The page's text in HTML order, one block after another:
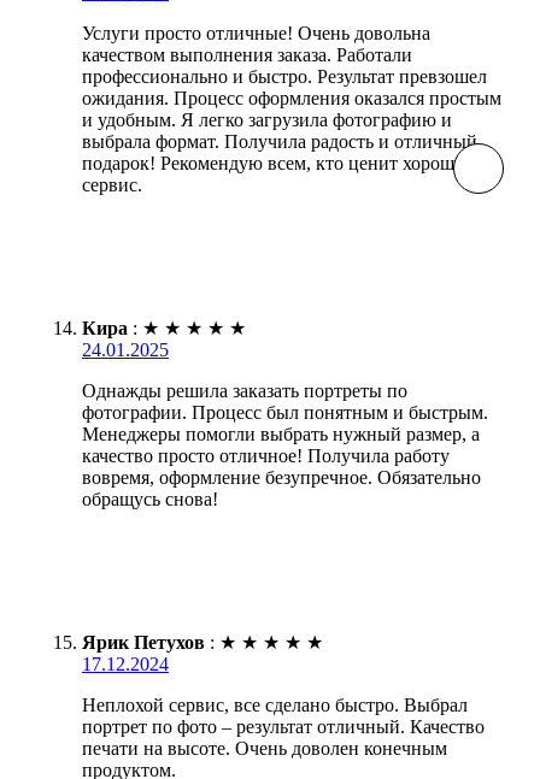
Услуги просто отличные! Очень довольна
качеством выполнения заказа. Работали
профессионально и быстро. Результат превзошел
ожидания. Процесс оформления оказался простым
и удобным. Я легко загрузила фотографию и
выбрала формат. Получила радость и отличный
подарок! Рекомендую всем, кто ценит хороший
сервис.
Кира : ★ ★ ★ ★ ★
24.01.2025
Однажды решила заказать портреты по
фотографии. Процесс был понятным и быстрым.
Менеджеры помогли выбрать нужный размер, а
качество просто отличное! Получила работу
вовремя, оформление безупречное. Обязательно
обращусь снова!
Ярик Петухов : ★ ★ ★ ★ ★
17.12.2024
Неплохой сервис, все сделано быстро. Выбрал
портрет по фото – результат отличный. Качество
печати на высоте. Очень доволен конечным
продуктом.